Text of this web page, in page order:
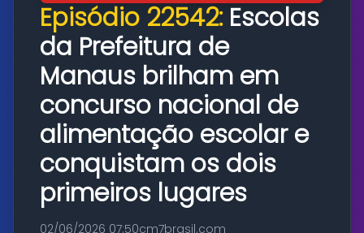
Episódio 22542: Escolas
da Prefeitura de
Manaus brilham em
concurso nacional de
alimentação escolar e
conquistam os dois
primeiros lugares
02/06/2026 07:50cm7brasil.com